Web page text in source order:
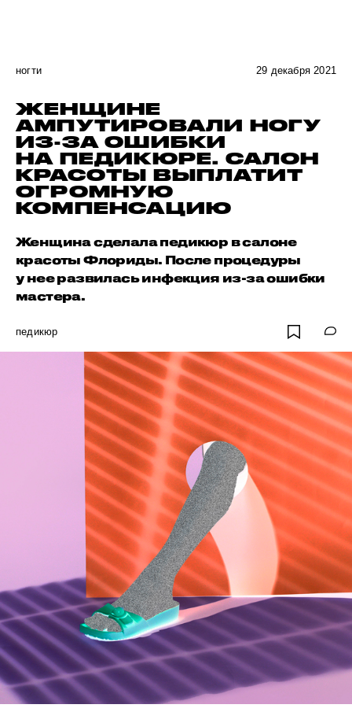
ногти 29 декабря 2021
ЖЕНЩИНЕ
АМПУТИРОВАЛИ НОГУ
ИЗ-ЗА ОШИБКИ
НА ПЕДИКЮРЕ. САЛОН
КРАСОТЫ ВЫПЛАТИТ
ОГРОМНУЮ
КОМПЕНСАЦИЮ
Женщина сделала педикюр в салоне
красоты Флориды. После процедуры
у нее развилась инфекция из-за ошибки
мастера.
педикюр